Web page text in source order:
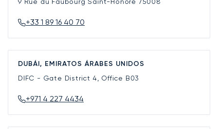
+33 1 89 16 40 70
DUBÁI, EMIRATOS ÁRABES UNIDOS
DIFC - Gate District 4, Office B03
+971 4 227 4434